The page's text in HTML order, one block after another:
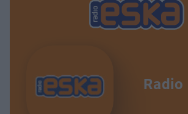
Radio